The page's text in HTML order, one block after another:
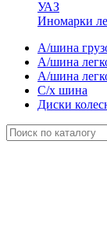
УАЗ
Иномарки
А/шина
А/шина
А/шина
С/х шина
Диски